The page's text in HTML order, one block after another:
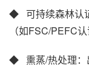
◆ 可持续森林认
（如FSC/PEFC
◆ 熏蒸/热处理‌：